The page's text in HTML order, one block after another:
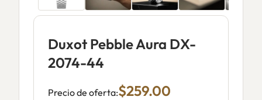
Duxot Pebble Aura DX-
2074-44
Precio de oferta:$259.00